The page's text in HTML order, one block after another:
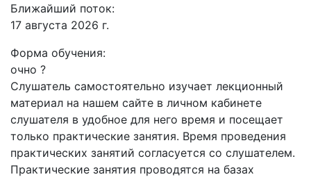
Ближайший поток:
17 августа 2026 г.
Форма обучения:
очно ?
Слушатель самостоятельно изучает лекционный
материал на нашем сайте в личном кабинете
слушателя в удобное для него время и посещает
только практические занятия. Время проведения
практических занятий согласуется со слушателем.
Практические занятия проводятся на базах